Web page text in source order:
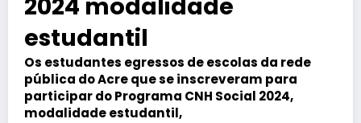
2024 modalidade
estudantil
Os estudantes egressos de escolas da rede
pública do Acre que se inscreveram para
participar do Programa CNH Social 2024,
modalidade estudantil,